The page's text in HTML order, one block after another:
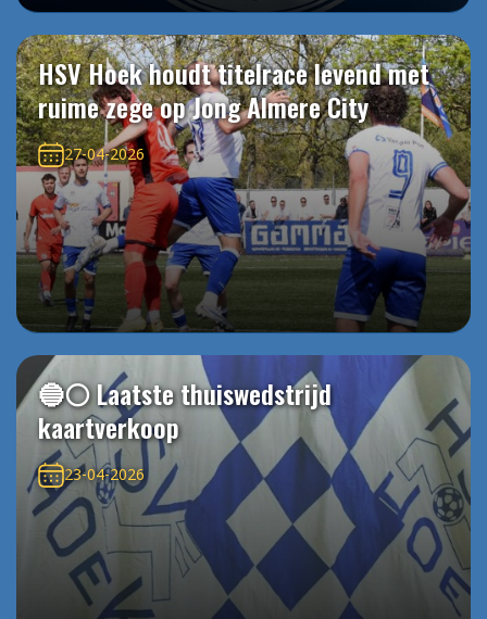
HSV Hoek houdt titelrace levend met
ruime zege op Jong Almere City
27-04-2026
🔵⚪️ Laatste thuiswedstrijd
kaartverkoop
23-04-2026